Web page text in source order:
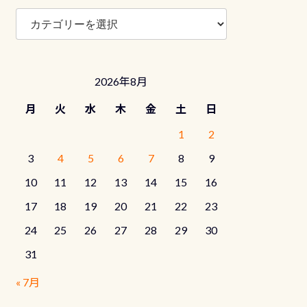
ブ
グ
2026年8月
月 火 水 木 金 土
日
1
2
3
4 5 6 7 8
9
10
11 12 13 14 15
16
17
18 19 20 21 22
23
24
25 26 27 28 29
30
31
« 7月